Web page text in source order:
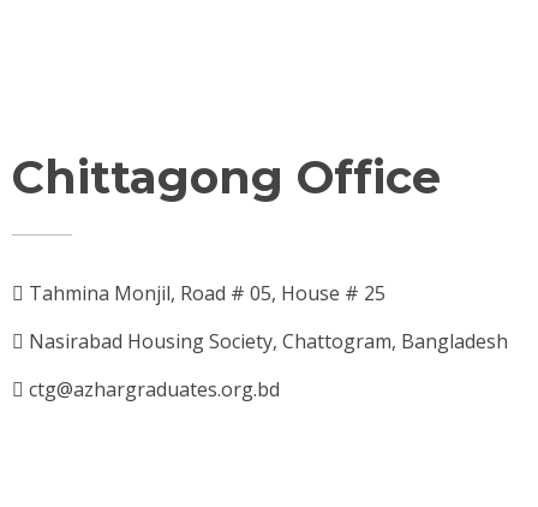
Chittagong Office
Tahmina Monjil, Road # 05, House # 25
Nasirabad Housing Society, Chattogram, Bangladesh
ctg@azhargraduates.org.bd